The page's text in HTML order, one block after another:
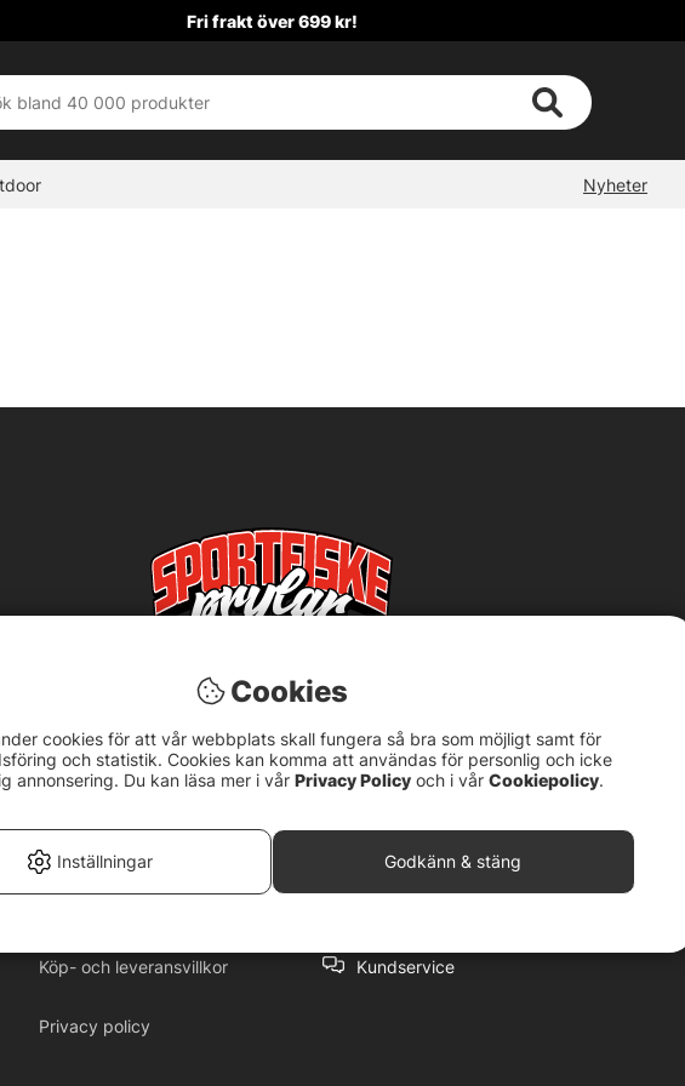
Fri frakt över 699 kr!
Nyheter
Köp- och leveransvillkor
Privacy policy
Kundservice
Cookies
cookies för att vår webbplats skall fungera så bra som möjligt samt för
och statistik. Cookies kan komma att användas för personlig och icke
annonsering. Du kan läsa mer i vår Privacy Policy och i vår Cookiepolicy.
Inställningar Godkänn & stäng